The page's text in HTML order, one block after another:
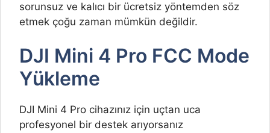
sorunsuz ve kalıcı bir ücretsiz yöntemden söz
etmek çoğu zaman mümkün değildir.
DJI Mini 4 Pro FCC Mode
Yükleme
DJI Mini 4 Pro cihazınız için uçtan uca
profesyonel bir destek arıyorsanız